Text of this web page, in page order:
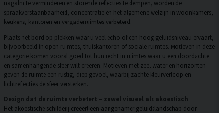
nagalm te verminderen en storende reflecties te dempen, worden de
spraakverstaanbaarheid, concentratie en het algemene welzijn in woonkamers,
keukens, kantoren en vergaderruimtes verbeterd.
Plaats het bord op plekken waar u veel echo of een hoog geluidsniveau ervaart,
bijvoorbeeld in open ruimtes, thuiskantoren of sociale ruimtes. Motieven in deze
categorie komen vooral goed tot hun recht in ruimtes waar u een doordachte
en samenhangende sfeer wilt creëren. Motieven met zee, water en horizonten
geven de ruimte een rustig, diep gevoel, waarbij zachte kleurverloop en
lichtreflecties de sfeer versterken.
Design dat de ruimte verbetert – zowel visueel als akoestisch
Het akoestische schilderij creëert een aangenamer geluidslandschap door